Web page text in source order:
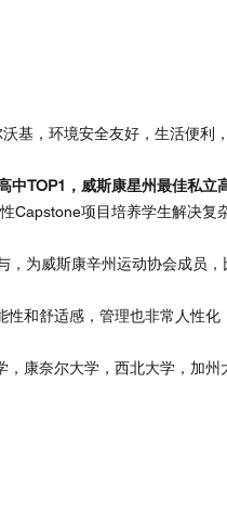
基，环境安全友好，生活便利
中TOP1，威斯康星州最佳私立
Capstone项目培养学生解决复
，为威斯康辛州运动协会成员
性和舒适感，管理也非常人性
康奈尔大学，西北大学，加州